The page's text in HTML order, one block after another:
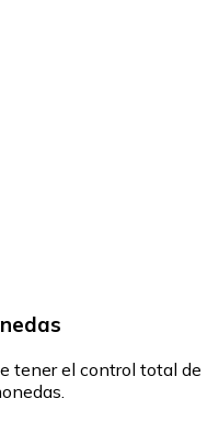
tener el control total de